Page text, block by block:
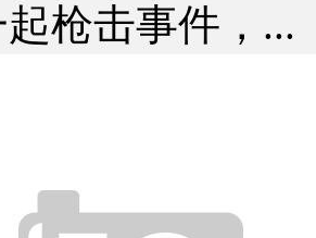
枪击事件，...